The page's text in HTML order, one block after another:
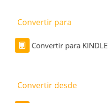
Convertir para
Convertir para KINDLE
Convertir desde